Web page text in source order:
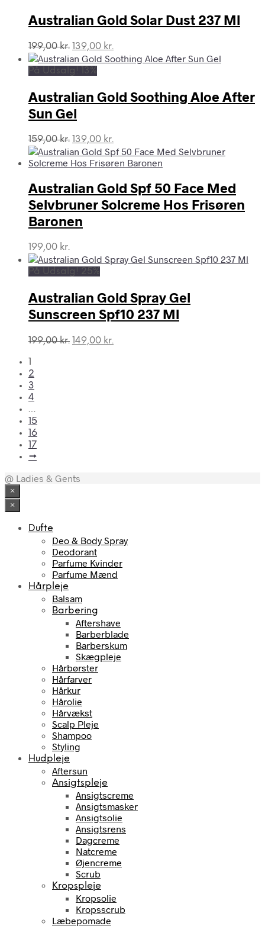
235,00 kr..179,00 kr..
Australian Gold Solar Dust 237 Ml
199,00kr. Den
oprindelige
pris
199,00 kr..
139,00 kr.
aktuelle
139,00 kr..
På Udsalg! 13%
Australian Gold Soothing Aloe After
Sun Gel
159,00kr. Den
oprindelige
pris
159,00 kr..
139,00 kr.
aktuelle
pris
139,00 kr..
Australian Gold Spf 50 Face Med
Selvbruner Solcreme Hos Frisøren
Baronen
199,00 kr.
På Udsalg! 25%
Australian Gold Spray Gel
Sunscreen Spf10 237 Ml
199,00kr. Den
149,00 kr.
1
2
3
4
…
15
16
17
→
@ Ladies & Gents
×
×
Dufte
Deo & Body Spray
Deodorant
Parfume Kvinder
Parfume Mænd
Hårpleje
Balsam
Barbering
Aftershave
Barberblade
Barberskum
Skægpleje
Hårbørster
Hårfarver
Hårkur
Hårolie
Hårvækst
Scalp Pleje
Shampoo
Styling
Hudpleje
Aftersun
Ansigtspleje
Ansigtscreme
Ansigtsmasker
Ansigtsolie
Ansigtsrens
Dagcreme
Natcreme
Øjencreme
Scrub
Kropspleje
Kropsolie
Kropsscrub
Læbepomade